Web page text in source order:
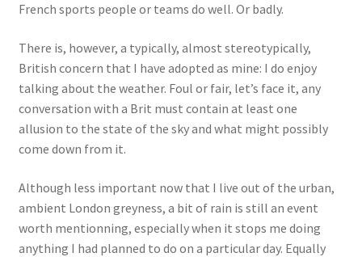
French sports people or teams do well. Or badly.
There is, however, a typically, almost stereotypically,
British concern that I have adopted as mine: I do enjoy
talking about the weather. Foul or fair, let’s face it, any
conversation with a Brit must contain at least one
allusion to the state of the sky and what might possibly
come down from it.
Although less important now that I live out of the urban,
ambient London greyness, a bit of rain is still an event
worth mentionning, especially when it stops me doing
anything I had planned to do on a particular day. Equally